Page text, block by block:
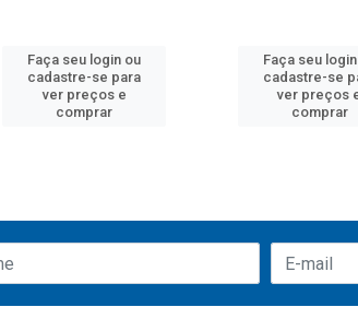
Faça seu login ou
cadastre-se para
ver preços e
comprar
Faça seu
cadastre-se
ver preços
comprar